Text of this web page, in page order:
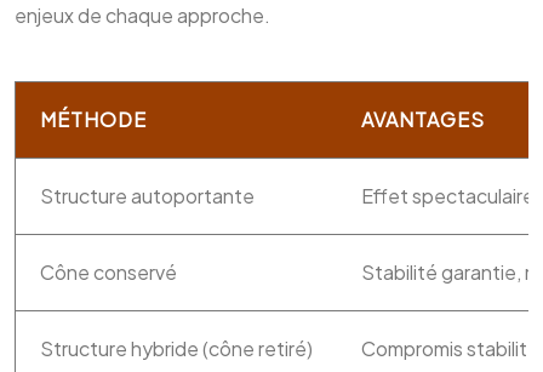
enjeux de chaque approche.
MÉTHODE AVANTAGES
Structure autoportante Effet
Cône conservé Stabilité garantie,
Structure hybride (cône retiré) Compromis